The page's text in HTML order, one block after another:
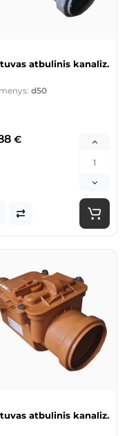
atbulinis kanaliz.
d50
€
atbulinis kanaliz.